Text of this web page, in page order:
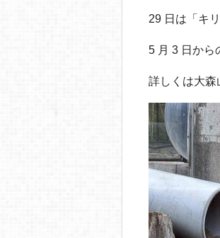
29 日は「キ
5 月 3 日から
詳しくは大森